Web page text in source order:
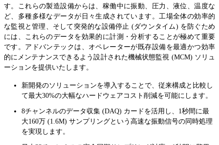
す。これらの製造設備からは、稼働中に振動、圧力、液位、温度な
ど、多種多様なデータが日々生成されています。工場全体の効率的
な監視と管理、そして突発的な設備停止 (ダウンタイム) を防ぐため
には、これらのデータを効果的に計測・分析することが極めて重要
です。アドバンテックは、オペレーターが既存設備を最適かつ効率
的にメンテナンスできるよう設計された機械状態監視 (MCM) ソリュ
ーションを提供いたします。
新開発のソリューションを導入することで、従来構成と比較し
て最大30%の大幅なハードウェアコスト削減を可能にします。
8チャンネルのデータ収集 (DAQ) カードを活用し、1秒間に最
大160万 (1.6M) サンプリングという高速な振動信号の同時処理
を実現します。